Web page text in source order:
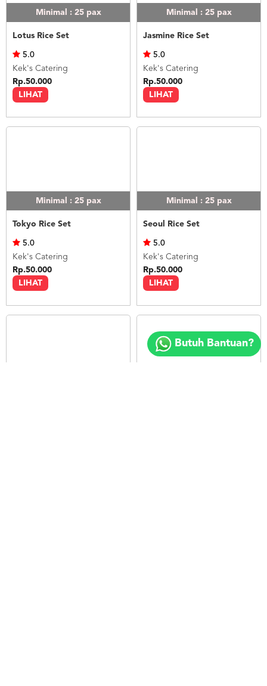
Minimal : 25 pax
Lotus Rice Set
LIHAT
5.0
Kek's Catering
Rp.50.000
Minimal : 25 pax
Jasmine Rice Set
LIHAT
5.0
Kek's Catering
Rp.50.000
Minimal : 25 pax
Tokyo Rice Set
LIHAT
5.0
Kek's Catering
Rp.50.000
Minimal : 25 pax
Seoul Rice Set
LIHAT
5.0
Kek's Catering
Rp.50.000
Butuh Bantuan?